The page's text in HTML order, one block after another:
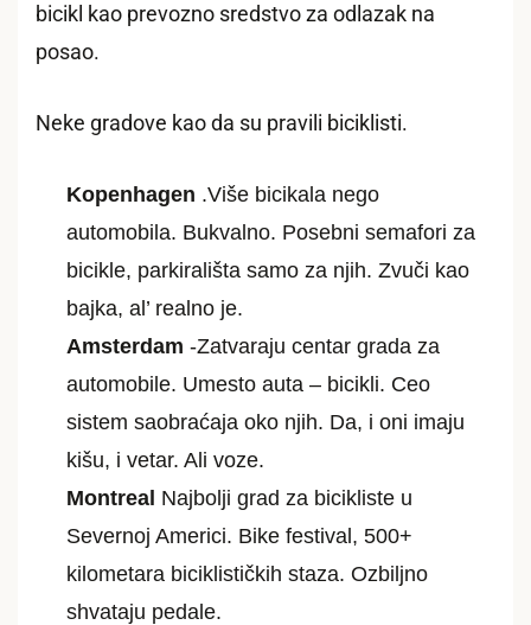
bicikl kao prevozno sredstvo za odlazak na
posao.
Neke gradove kao da su pravili biciklisti.
Kopenhagen .Više bicikala nego
automobila. Bukvalno. Posebni semafori za
bicikle, parkirališta samo za njih. Zvuči kao
bajka, al’ realno je.
Amsterdam -Zatvaraju centar grada za
automobile. Umesto auta – bicikli. Ceo
sistem saobraćaja oko njih. Da, i oni imaju
kišu, i vetar. Ali voze.
Montreal Najbolji grad za bicikliste u
Severnoj Americi. Bike festival, 500+
kilometara biciklističkih staza. Ozbiljno
shvataju pedale.